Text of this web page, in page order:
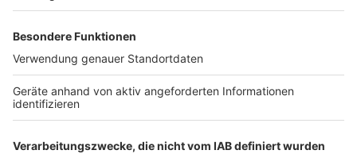
ausgebaut und die Oberflächen verbessert werden.
Oft seien die Radfahrer zwar aus Sicht der Polizei die
Gründe. An Kreuzungen müssen laut Forderung der
Unfallforscher deutlich mehr Ampeln oder sogar neue
Unter- oder Überführungen gebaut werden.
Autor: Carsten Linnhoff, dpa